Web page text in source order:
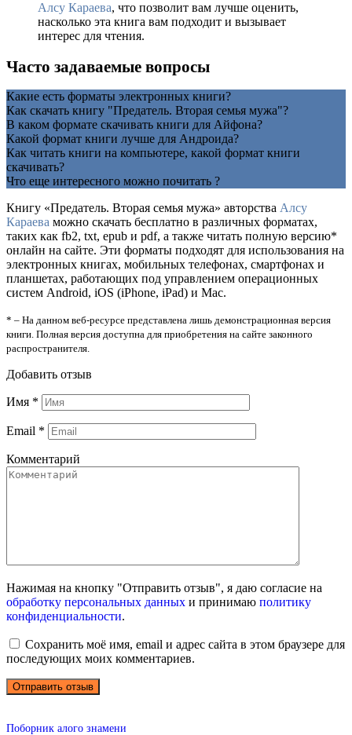
Алсу Караева, что позволит вам лучше оценить,
насколько эта книга вам подходит и вызывает
интерес для чтения.
Часто задаваемые вопросы
Какие есть форматы электронных книги?
Как скачать книгу "Предатель. Вторая семья мужа"?
В каком формате скачивать книги для Айфона?
Какой формат книги лучше для Андроида?
Как читать книги на компьютере, какой формат книги
скачивать?
Что еще интересного можно почитать ?
Книгу «Предатель. Вторая семья мужа» авторства Алсу
Караева можно скачать бесплатно в различных форматах,
таких как fb2, txt, epub и pdf, а также читать полную версию*
онлайн на сайте. Эти форматы подходят для использования на
электронных книгах, мобильных телефонах, смартфонах и
планшетах, работающих под управлением операционных
систем Android, iOS (iPhone, iPad) и Mac.
* – На данном веб-ресурсе представлена лишь демонстрационная версия
книги. Полная версия доступна для приобретения на сайте законного
распространителя.
Добавить отзыв
Имя *
Email *
Комментарий
Нажимая на кнопку "Отправить отзыв", я даю согласие на
обработку персональных данных и принимаю политику
конфиденциальности.
Сохранить моё имя, email и адрес сайта в этом браузере для
последующих моих комментариев.
Поборник алого знамени